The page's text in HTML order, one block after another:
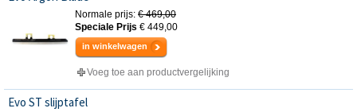
Normale prijs: € 469,00
Speciale Prijs € 449,00
in winkelwagen
Voeg toe aan productvergelijking
Evo ST slijptafel